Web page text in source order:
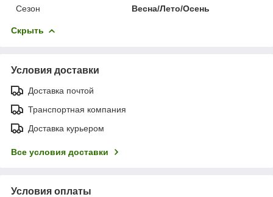
Сезон
Весна/Лето/Осень
Скрыть
Условия доставки
Доставка почтой
Транспортная компания
Доставка курьером
Все условия доставки
Условия оплаты